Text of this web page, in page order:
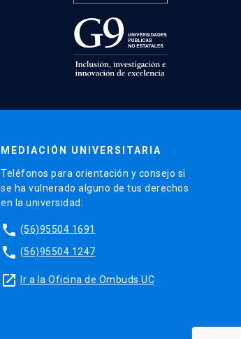
MEDIACIÓN UNIVERSITARIA
Teléfonos para orientación y consejo si
se ha vulnerado alguno de tus derechos
en la universidad.
phone (56)95504 1691
phone (56)95504 1247
launch Ir a la Oficina de Ombuds UC